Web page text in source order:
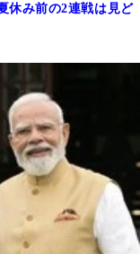
休み前の2連戦は見ど